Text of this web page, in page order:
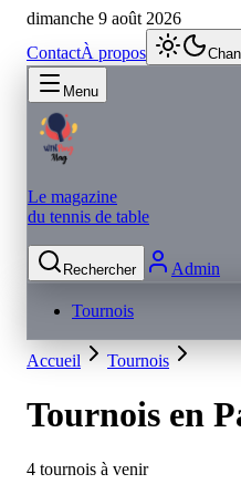
dimanche 9 août 2026
ContactÀ propos
Menu
Le magazine
du tennis de table
Rechercher Admin
Tournois
Accueil Tournois
Tournois en
4 tournois à venir